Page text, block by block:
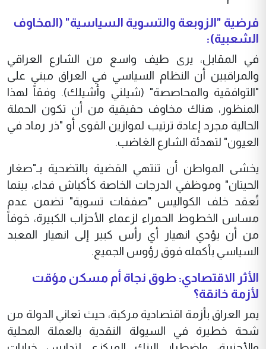
فرضية "الزوبعة والتسوية السياسية" (المخاوف
الشعبية):
في المقابل، يرى طيف واسع من الشارع العراقي
والمراقبين أن النظام السياسي في العراق مبني على
"التوافقية والمحاصصة" (شيلني وأشيلك). وفقاً لهذا
المنظور، هناك مخاوف حقيقية من أن تكون الحملة
الحالية مجرد إعادة ترتيب لموازين القوى أو "ذر رماد في
العيون" لتهدئة الشارع الغاضب.
يخشى المواطن أن تنتهي القضية بالتضحية بـ"صغار
الحيتان" وموظفي الدرجات الخاصة كأكباش فداء، بينما
تُعقد خلف الكواليس "صفقات تسوية" تضمن عدم
مساس الخطوط الحمراء لزعماء الأحزاب الكبيرة، خوفاً
من أن يؤدي انهيار أي رأس كبير إلى انهيار المعبد
السياسي بأكمله فوق رؤوس الجميع.
الأثر الاقتصادي: طوق نجاة أم مسكن مؤقت
لأزمة خانقة؟
يمر العراق بأزمة اقتصادية مركبة، حيث تعاني الدولة من
شحة خطيرة في السيولة النقدية بالعملة المحلية